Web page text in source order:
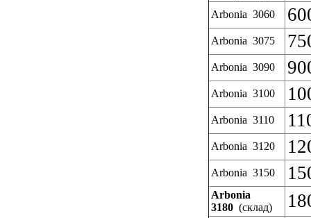
Arbonia 3060
Arbonia 3075
Arbonia 3090
Arbonia 3100
Arbonia 3110
Arbonia 3120
Arbonia 3150
Arbonia
3180 (склад)